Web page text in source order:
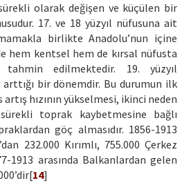
sürekli olarak değişen ve küçülen bir
17. ve 18 yüzyıl nüfusuna ait
birlikte Anadolu’nun içine
hem kentsel hem de kırsal nüfusta
edilmektedir. 19. yüzyıl
arttığı bir dönemdir. Bu durumun ilk
hızının yükselmesi, ikinci neden
toprak kaybetmesine bağlı
göç almasıdır. 1856-1913
232.000 Kırımlı, 755.000 Çerkez
1913 arasında Balkanlardan gelen
14]